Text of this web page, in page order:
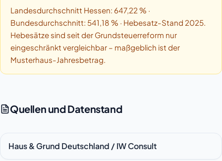
Landesdurchschnitt Hessen: 647,22 % ·
Bundesdurchschnitt: 541,18 % · Hebesatz-Stand 2025.
Hebesätze sind seit der Grundsteuerreform nur
eingeschränkt vergleichbar – maßgeblich ist der
Musterhaus-Jahresbetrag.
Quellen und Datenstand
Haus & Grund Deutschland / IW Consult